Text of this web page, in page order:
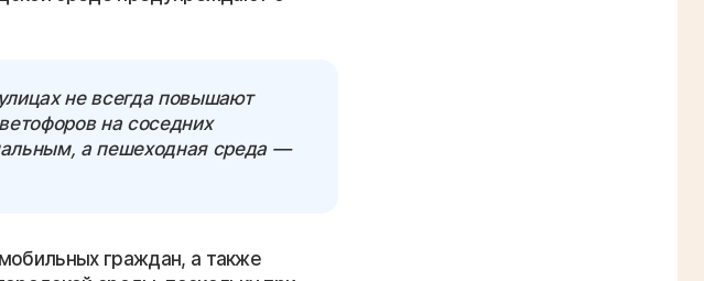
не всегда повышают
на соседних
а пешеходная среда —
граждан, а также